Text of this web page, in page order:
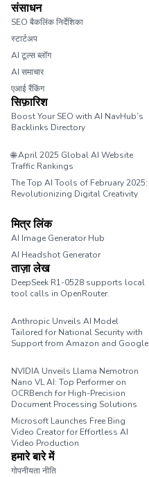
संसाधन
SEO बैकलिंक निर्देशिका
स्टार्टअप
AI टूल्स ब्लॉग
AI समाचार
एआई रैंकिंग
सिफ़ारिश
Boost Your SEO with AI NavHub’s
Backlinks Directory
🌐 April 2025 Global AI Website
Traffic Rankings
The Top AI Tools of February 2025:
Revolutionizing Digital Creativity
मित्र लिंक
AI Image Generator Hub
AI Headshot Generator
ताज़ा लेख
DeepSeek R1-0528 supports local
tool calls in OpenRouter.
Anthropic Unveils AI Model
Tailored for National Security with
Support from Amazon and Google
NVIDIA Unveils Llama Nemotron
Nano VL AI: Top Performer on
OCRBench for High-Precision
Document Processing Solutions
Microsoft Launches Free Bing
Video Creator for Effortless AI
Video Production
हमारे बारे में
गोपनीयता नीति